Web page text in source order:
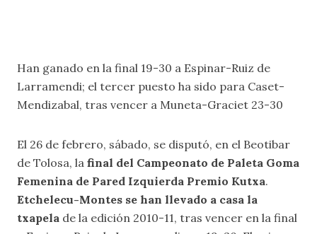
Han ganado en la final 19-30 a Espinar-Ruiz de
Larramendi; el tercer puesto ha sido para Caset-
Mendizabal, tras vencer a Muneta-Graciet 23-30
El 26 de febrero, sábado, se disputó, en el Beotibar
de Tolosa, la final del Campeonato de Paleta Goma
Femenina de Pared Izquierda Premio Kutxa.
Etchelecu-Montes se han llevado a casa la
txapela de la edición 2010-11, tras vencer en la final